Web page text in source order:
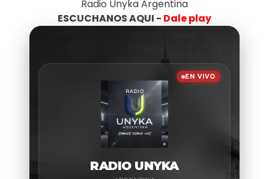
Radio Unyka Argentina
ESCUCHANOS AQUI - Dale play